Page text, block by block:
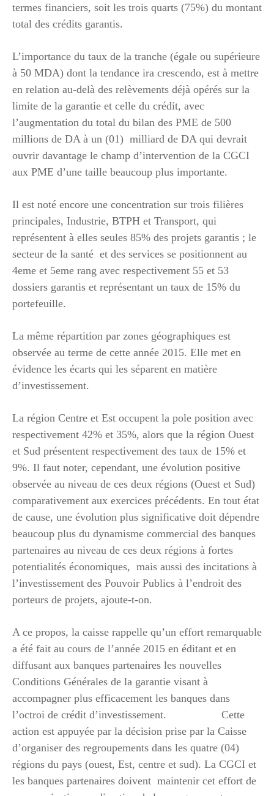
termes financiers, soit les trois quarts (75%) du montant
total des crédits garantis.
L’importance du taux de la tranche (égale ou supérieure
à 50 MDA) dont la tendance ira crescendo, est à mettre
en relation au-delà des relèvements déjà opérés sur la
limite de la garantie et celle du crédit, avec
l’augmentation du total du bilan des PME de 500
millions de DA à un (01) milliard de DA qui devrait
ouvrir davantage le champ d’intervention de la CGCI
aux PME d’une taille beaucoup plus importante.
Il est noté encore une concentration sur trois filières
principales, Industrie, BTPH et Transport, qui
représentent à elles seules 85% des projets garantis ; le
secteur de la santé et des services se positionnent au
4eme et 5eme rang avec respectivement 55 et 53
dossiers garantis et représentant un taux de 15% du
portefeuille.
La même répartition par zones géographiques est
observée au terme de cette année 2015. Elle met en
évidence les écarts qui les séparent en matière
d’investissement.
La région Centre et Est occupent la pole position avec
respectivement 42% et 35%, alors que la région Ouest
et Sud présentent respectivement des taux de 15% et
9%. Il faut noter, cependant, une évolution positive
observée au niveau de ces deux régions (Ouest et Sud)
comparativement aux exercices précédents. En tout état
de cause, une évolution plus significative doit dépendre
beaucoup plus du dynamisme commercial des banques
partenaires au niveau de ces deux régions à fortes
potentialités économiques, mais aussi des incitations à
l’investissement des Pouvoir Publics à l’endroit des
porteurs de projets, ajoute-t-on.
A ce propos, la caisse rappelle qu’un effort remarquable
a été fait au cours de l’année 2015 en éditant et en
diffusant aux banques partenaires les nouvelles
Conditions Générales de la garantie visant à
accompagner plus efficacement les banques dans
l’octroi de crédit d’investissement. Cette
action est appuyée par la décision prise par la Caisse
d’organiser des regroupements dans les quatre (04)
régions du pays (ouest, Est, centre et sud). La CGCI et
les banques partenaires doivent maintenir cet effort de